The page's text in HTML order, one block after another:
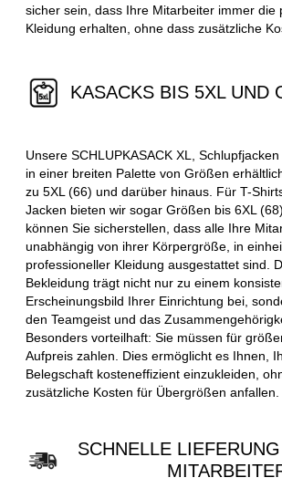
sicher sein, dass Ihre Mitarbeiter immer die
Kleidung erhalten, ohne dass zusätzliche
KASACKS BIS 5XL UND
Unsere SCHLUPKASACK XL,
in einer breiten Palette von Größen
zu 5XL (66) und darüber hinaus. Für T-
Jacken bieten wir sogar Größen bis 6XL
können Sie sicherstellen, dass alle Ihre
unabhängig von ihrer Körpergröße, in
professioneller Kleidung ausgestattet sind.
Bekleidung trägt nicht nur zu einem
Erscheinungsbild Ihrer Einrichtung bei,
den Teamgeist und das
Besonders vorteilhaft: Sie müssen für
Aufpreis zahlen. Dies ermöglicht es Ihnen,
Belegschaft kosteneffizient einzukleiden,
zusätzliche Kosten für Übergrößen anfallen.
SCHNELLE